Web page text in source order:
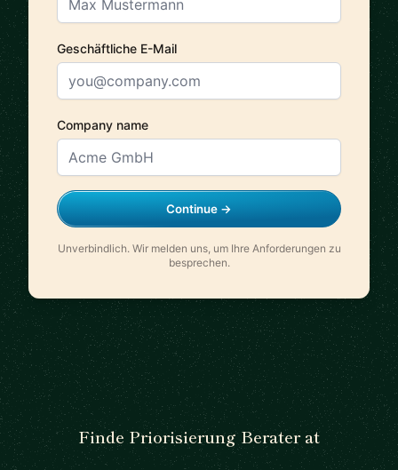
Geschäftliche E-Mail
Company name
Continue →
Unverbindlich. Wir melden uns, um Ihre Anforderungen zu
besprechen.
Finde Priorisierung Berater at